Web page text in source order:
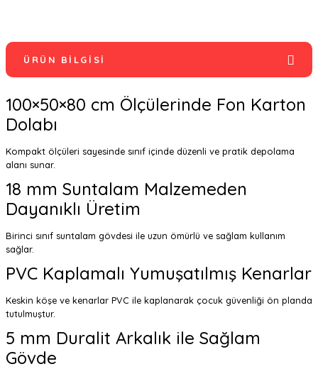
ÜRÜN BILGISI
100×50×80 cm Ölçülerinde Fon Karton
Dolabı
Kompakt ölçüleri sayesinde sınıf içinde düzenli ve pratik depolama
alanı sunar.
18 mm Suntalam Malzemeden
Dayanıklı Üretim
Birinci sınıf suntalam gövdesi ile uzun ömürlü ve sağlam kullanım
sağlar.
PVC Kaplamalı Yumuşatılmış Kenarlar
Keskin köşe ve kenarlar PVC ile kaplanarak çocuk güvenliği ön planda
tutulmuştur.
5 mm Duralit Arkalık ile Sağlam
Gövde